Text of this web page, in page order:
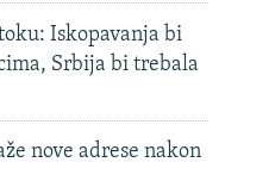
Iskopavanja bi
Srbija bi trebala
nove adrese nakon